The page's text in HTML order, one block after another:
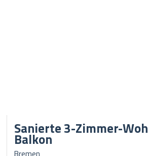
Sanierte 3-Zimmer-
Balkon